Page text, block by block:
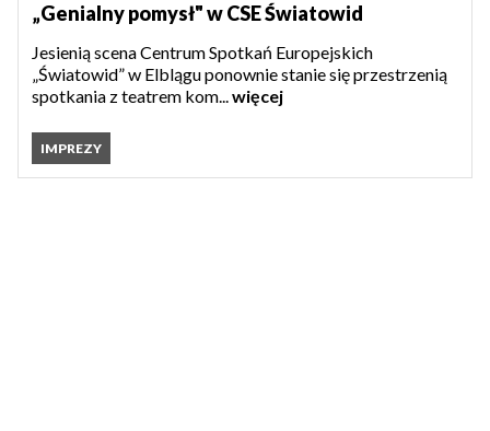
„Genialny pomysł" w CSE Światowid
Jesienią scena Centrum Spotkań Europejskich
„Światowid” w Elblągu ponownie stanie się przestrzenią
spotkania z teatrem kom...więcej
IMPREZY